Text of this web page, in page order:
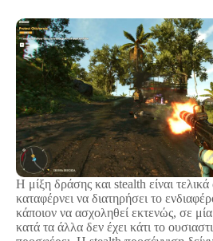
Η μίξη δράσης και stealth είναι
καταφέρνει να διατηρήσει το
κάποιον να ασχοληθεί εκτενώς, σε
κατά τα άλλα δεν έχει κάτι το